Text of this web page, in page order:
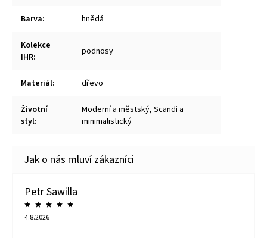
Barva: hnědá
Kolekce
IHR: podnosy
Materiál: dřevo
Životní
styl:
Moderní a městský, Scandi a
minimalistický
Petr Sawilla
4.8.2026